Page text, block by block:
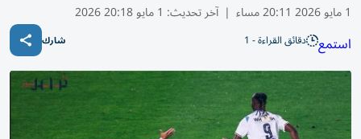
1 مايو 2026 20:11 مساء | آخر تحديث: 1 مايو 20:18 2026
استمع دقائق القراءة - 1 شارك